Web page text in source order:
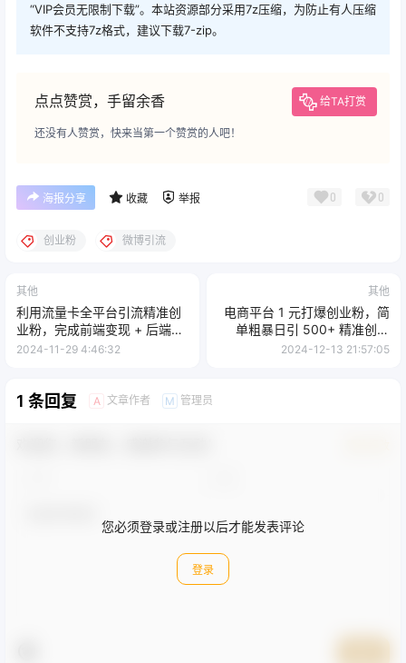
“VIP会员无限制下载”。本站资源部分采用7z压缩，为防止有人压缩
软件不支持7z格式，建议下载7-zip。
点点赞赏，手留余香 给TA打赏
还没有人赞赏，快来当第一个赞赏的人吧！
海报分享 收藏 举报 0 0
创业粉 微博引流
其他
利用流量卡全平台引流精准创
业粉，完成前端变现 + 后端引
流私域
2024-11-29 4:46:32
其他
电商平台 1 元打爆创业粉，简
单粗暴日引 500+ 精准创业
粉，轻松月入过 W
2024-12-13 21:57:05
1 条回复 A 文章作者 M 管理员
您必须登录或注册以后才能发表评论
登录